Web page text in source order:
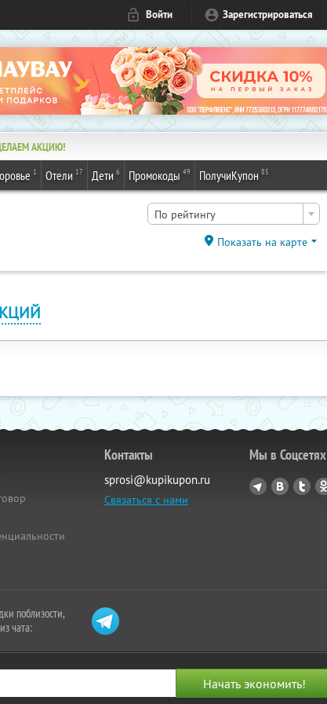
Войти Зарегистрироваться
АКЦИЮ!
1 Отели 17 Дети 6 Промокоды 49 ПолучиКупон 85
По рейтингу
Показать на карте
Контакты
sprosi@kupikupon.ru
Связаться с нами
Мы в Соцсетях
поблизости,
чата: